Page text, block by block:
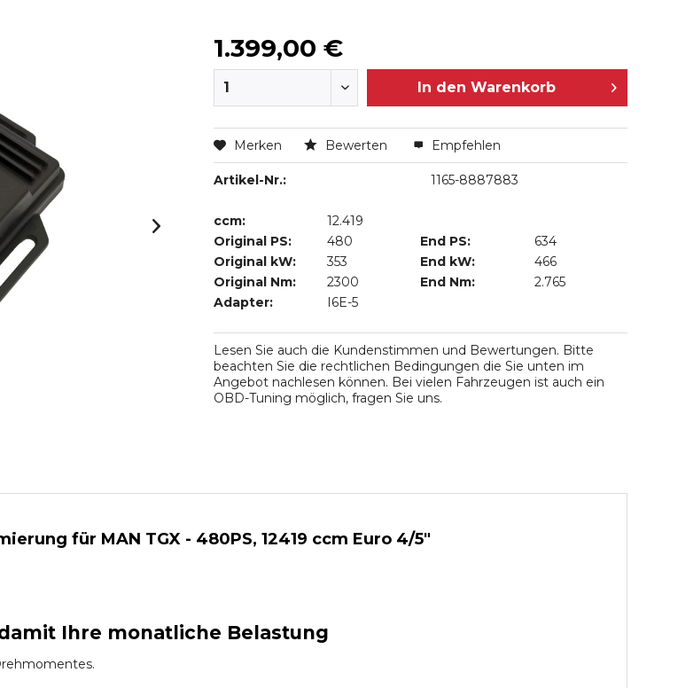
1.399,00 €
In den Warenkorb
Merken Bewerten Empfehlen
Artikel-Nr.: 1165-8887883
ccm:
12.419
Original PS:
480 End PS:
634
Original kW:
353 End kW:
466
Original Nm:
2300 End Nm:
2.765
Adapter:
I6E-5
Lesen Sie auch die Kundenstimmen und Bewertungen. Bitte
beachten Sie die rechtlichen Bedingungen die Sie unten im
Angebot nachlesen können. Bei vielen Fahrzeugen ist auch ein
OBD-Tuning möglich, fragen Sie uns.
für MAN TGX - 480PS, 12419 ccm Euro 4/5"
Ihre monatliche Belastung